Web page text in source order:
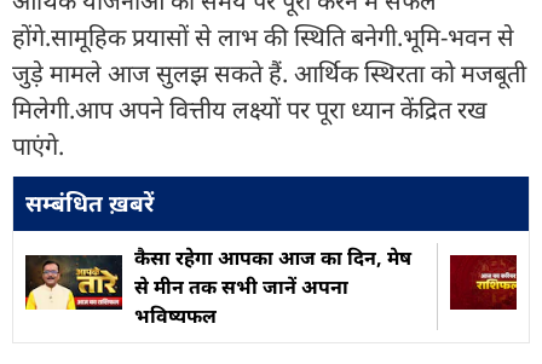
होंगे.सामूहिक प्रयासों से लाभ की स्थिति बनेगी.भूमि-भवन से
जुड़े मामले आज सुलझ सकते हैं. आर्थिक स्थिरता को मजबूती
मिलेगी.आप अपने वित्तीय लक्ष्यों पर पूरा ध्यान केंद्रित रख
पाएंगे.
सम्बंधित ख़बरें
कैसा रहेगा आपका आज का द‍िन, मेष
से मीन तक सभी जानें अपना
भविष्यफल